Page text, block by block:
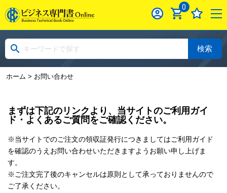
0
検索
ホーム > お問い合わせ
まずは下記のリンクより、当サイトのご利用ガイ
ド・よくあるご質問をご確認ください。
※当サイトでのご注文の領収証発行につきましてはご利用ガイド
を確認のうえお問い合わせいただきますようお願い申し上げま
す。
※ご注文完了後のキャンセルは原則として承っておりませんので
ご了承ください。